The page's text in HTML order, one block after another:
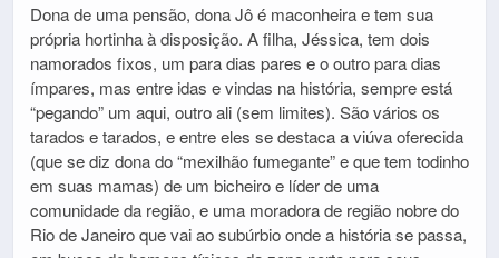
Dona de uma pensão, dona Jô é maconheira e tem sua
própria hortinha à disposição. A filha, Jéssica, tem dois
namorados fixos, um para dias pares e o outro para dias
ímpares, mas entre idas e vindas na história, sempre está
“pegando” um aqui, outro ali (sem limites). São vários os
tarados e tarados, e entre eles se destaca a viúva oferecida
(que se diz dona do “mexilhão fumegante” e que tem todinho
em suas mamas) de um bicheiro e líder de uma
comunidade da região, e uma moradora de região nobre do
Rio de Janeiro que vai ao subúrbio onde a história se passa,